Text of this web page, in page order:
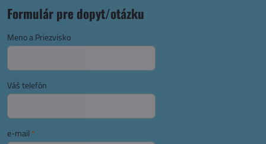
Formulár pre dopyt/otázku
Meno a Priezvisko
Váš telefón
e-mail *